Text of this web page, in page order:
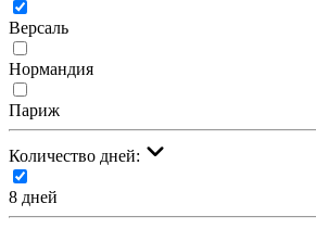
Версаль
Нормандия
Париж
Количество дней:
8 дней